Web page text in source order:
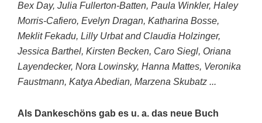
Bex Day, Julia Fullerton-Batten, Paula Winkler, Haley
Morris-Cafiero, Evelyn Dragan, Katharina Bosse,
Meklit Fekadu, Lilly Urbat and Claudia Holzinger,
Jessica Barthel, Kirsten Becken, Caro Siegl, Oriana
Layendecker, Nora Lowinsky, Hanna Mattes, Veronika
Faustmann, Katya Abedian, Marzena Skubatz ...
Als Dankeschöns gab es u. a. das neue Buch